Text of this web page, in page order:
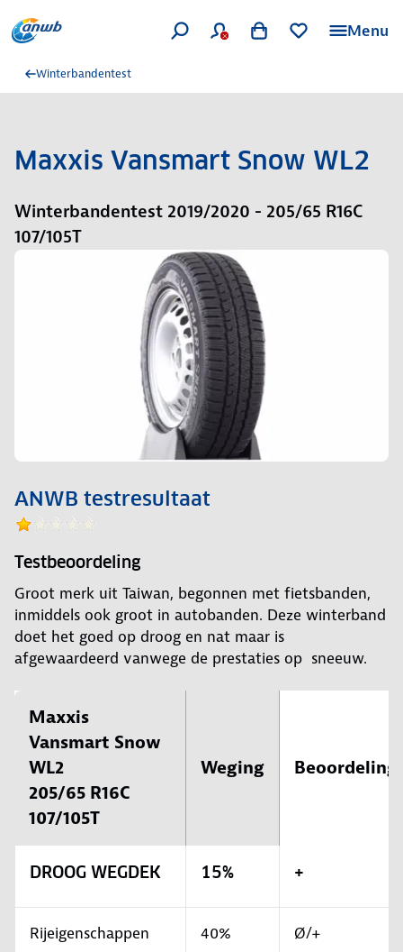
Menu
Winterbandentest
Maxxis Vansmart Snow WL2
Winterbandentest 2019/2020 - 205/65 R16C
107/105T
ANWB testresultaat
Testbeoordeling
Groot merk uit Taiwan, begonnen met fietsbanden,
inmiddels ook groot in autobanden. Deze winterband
doet het goed op droog en nat maar is
afgewaardeerd vanwege de prestaties op sneeuw.
Maxxis
Vansmart Snow
WL2
205/65 R16C
107/105T
Weging Beoordeling
DROOG WEGDEK 15% +
Rijeigenschappen 40% Ø/+